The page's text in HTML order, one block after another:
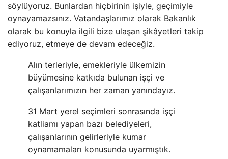
söylüyoruz. Bunlardan hiçbirinin işiyle, geçimiyle
oynayamazsınız. Vatandaşlarımız olarak Bakanlık
olarak bu konuyla ilgili bize ulaşan şikâyetleri takip
ediyoruz, etmeye de devam edeceğiz.
Alın terleriyle, emekleriyle ülkemizin
büyümesine katkıda bulunan işçi ve
çalışanlarımızın her zaman yanındayız.
31 Mart yerel seçimleri sonrasında işçi
katliamı yapan bazı belediyeleri,
çalışanlarının gelirleriyle kumar
oynamamaları konusunda uyarmıştık.